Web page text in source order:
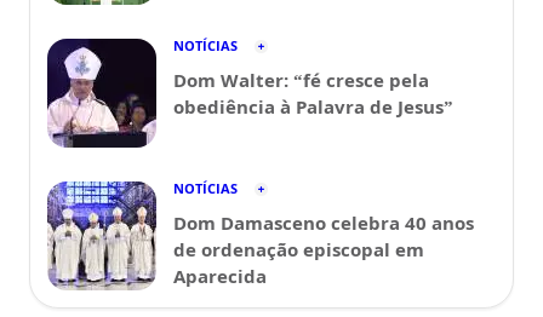
NOTÍCIAS
Dom Walter: “fé cresce pela
obediência à Palavra de Jesus”
NOTÍCIAS
Dom Damasceno celebra 40 anos
de ordenação episcopal em
Aparecida